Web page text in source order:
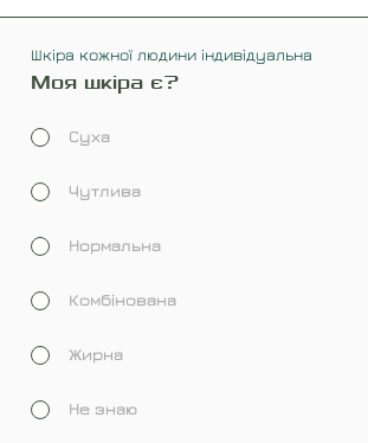
Шкіра кожної людини індивідуальна
Моя шкіра є?
Суха
Чутлива
Нормальна
Комбінована
Жирна
Не знаю